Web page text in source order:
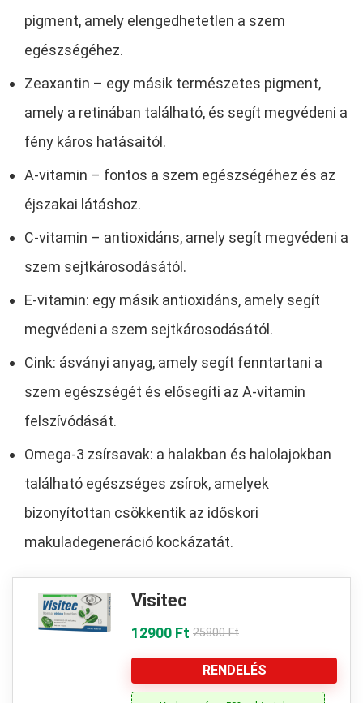
pigment, amely elengedhetetlen a szem
egészségéhez.
Zeaxantin – egy másik természetes pigment,
amely a retinában található, és segít megvédeni a
fény káros hatásaitól.
A-vitamin – fontos a szem egészségéhez és az
éjszakai látáshoz.
C-vitamin – antioxidáns, amely segít megvédeni a
szem sejtkárosodásától.
E-vitamin: egy másik antioxidáns, amely segít
megvédeni a szem sejtkárosodásától.
Cink: ásványi anyag, amely segít fenntartani a
szem egészségét és elősegíti az A-vitamin
felszívódását.
Omega-3 zsírsavak: a halakban és halolajokban
található egészséges zsírok, amelyek
bizonyítottan csökkentik az időskori
makuladegeneráció kockázatát.
Visitec
12900 Ft 25800 Ft
RENDELÉS